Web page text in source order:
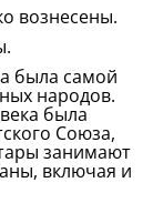
вознесены.
была самой
народов.
была
Союза,
занимают
включая и